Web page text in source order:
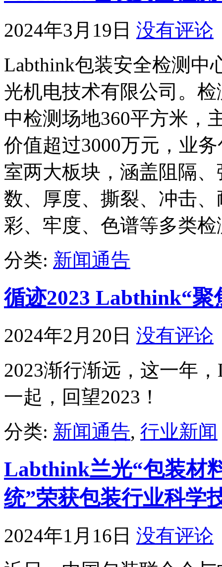
2024年3月19日 没有评论
Labthink包装安全检测中
光机电技术有限公司。
中检测场地360平方米，
价值超过3000万元，业
室两大板块，涵盖阻隔
数、厚度、撕裂、冲击
彩、牢度、色谱等多类
分类: 新闻通告
循迹2023 Labthink“聚
2024年2月20日 没有评论
2023渐行渐远，这一年
一起，回望2023！
分类: 新闻通告, 行业新闻
Labthink兰光“包装材
统”荣获包装行业科学
2024年1月16日 没有评论